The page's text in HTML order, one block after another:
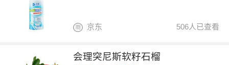
506人已查看
京东
会理突尼斯软籽石榴